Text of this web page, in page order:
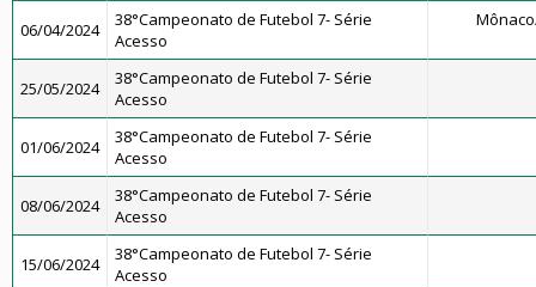
06/04/2024
38°Campeonato de Futebol 7- Série
Acesso
25/05/2024
38°Campeonato de Futebol 7- Série
Acesso
01/06/2024
38°Campeonato de Futebol 7- Série
Acesso
08/06/2024
38°Campeonato de Futebol 7- Série
Acesso
15/06/2024
38°Campeonato de Futebol 7- Série
Acesso